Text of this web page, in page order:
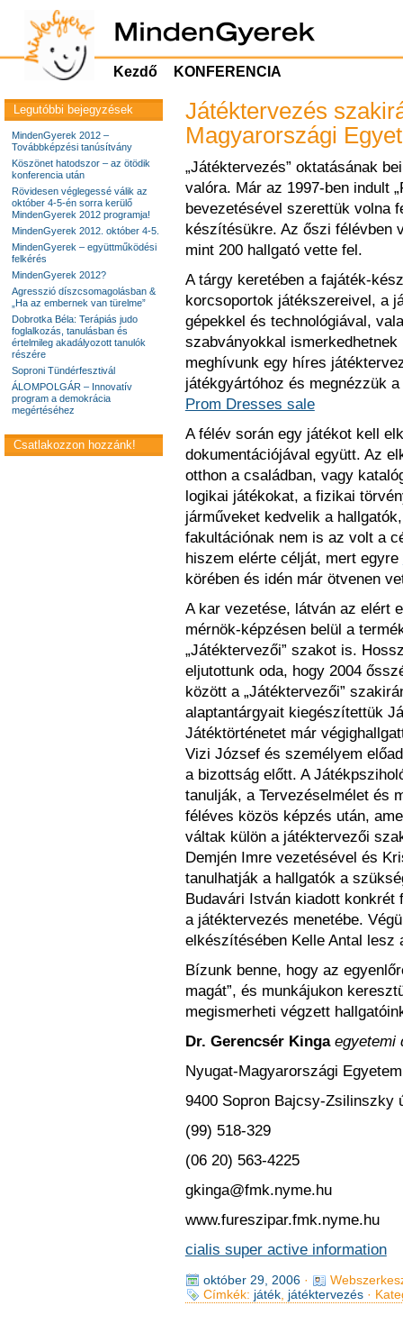
Kezdő KONFERENCIA
Játéktervezés
Magyarországi
„Játéktervezés” oktatásának
valóra. Már az 1997-ben indult
bevezetésével szerettük volna
készítésükre. Az őszi félévben
mint 200 hallgató vette fel.
A tárgy keretében a fajáték-
korcsoportok játékszereivel, a
gépekkel és technológiával,
szabványokkal
meghívunk egy híres
játékgyártóhoz és megnézzük
Prom Dresses sale
A félév során egy játékot kell
dokumentációjával együtt. Az
otthon a családban, vagy
logikai játékokat, a fizikai
járműveket kedvelik a
fakultációnak nem is az volt a
hiszem elérte célját, mert egyre
körében és idén már ötvenen
A kar vezetése, látván az elért
mérnök-képzésen belül a
„Játéktervezői” szakot is.
eljutottunk oda, hogy 2004
között a „Játéktervezői”
alaptantárgyait kiegészítettük
Játéktörténetet már
Vizi József és személyem
a bizottság előtt. A
tanulják, a Tervezéselmélet és
féléves közös képzés után,
váltak külön a játéktervezői
Demjén Imre vezetésével és
tanulhatják a hallgatók a
Budavári István kiadott konkrét
a játéktervezés menetébe.
elkészítésében Kelle Antal lesz
Bízunk benne, hogy az
magát”, és munkájukon
megismerheti végzett
Dr. Gerencsér Kinga egyetemi
Nyugat-Magyarországi
9400 Sopron Bajcsy-Zsilinszky
(99) 518-329
(06 20) 563-4225
gkinga@fmk.nyme.hu
www.fureszipar.fmk.nyme.hu
cialis super active information
október 29, 2006·
Címkék: játék, játéktervezés·
Legutóbbi bejegyzések
MindenGyerek 2012 –
Továbbképzési tanúsítvány
Köszönet hatodszor – az ötödik
konferencia után
Rövidesen véglegessé válik az
október 4-5-én sorra kerülő
MindenGyerek 2012 programja!
MindenGyerek 2012. október 4-5.
MindenGyerek – együttműködési
felkérés
MindenGyerek 2012?
Agresszió díszcsomagolásban &
„Ha az embernek van türelme”
Dobrotka Béla: Terápiás judo
foglalkozás, tanulásban és
értelmileg akadályozott tanulók
részére
Soproni Tündérfesztivál
ÁLOMPOLGÁR – Innovatív
program a demokrácia
megértéséhez
Csatlakozzon hozzánk!